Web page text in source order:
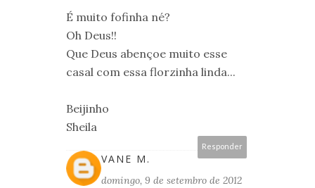
É muito fofinha né?
Oh Deus!!
Que Deus abençoe muito esse
casal com essa florzinha linda...
Beijinho
Sheila
Responder
VANE M.
domingo, 9 de setembro de 2012